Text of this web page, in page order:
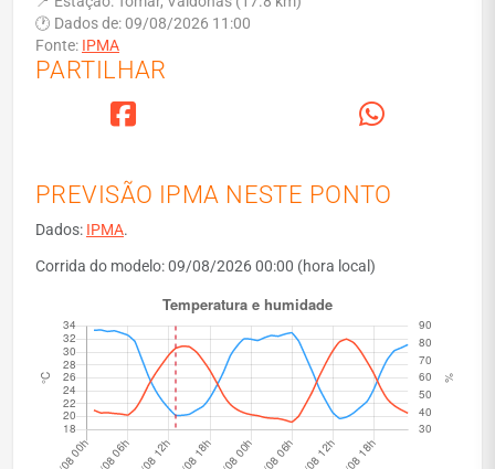
🕐 Dados de: 09/08/2026 11:00
Fonte: IPMA
PARTILHAR
PREVISÃO IPMA NESTE PONTO
Dados: IPMA.
Corrida do modelo: 09/08/2026 00:00 (hora local)